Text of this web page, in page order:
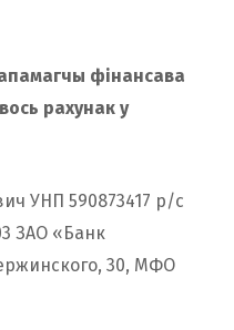
фінансава
рахунак у
УНП 590873417 р/с
ЗАО «Банк
30, МФО